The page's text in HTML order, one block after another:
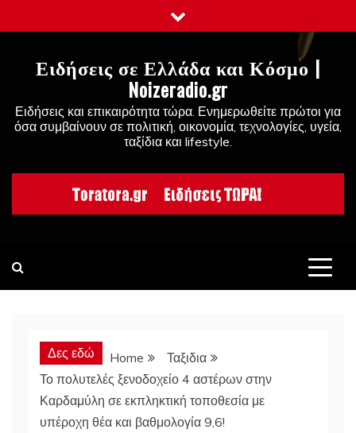
to
Ειδήσεις σε Ελλάδα και Κόσμο |
Noizeradio.gr
Ειδήσεις και επικαιρότητα τώρα. Ενημερωθείτε πρώτοι για
όσα συμβαίνουν σε πολιτική, οικονομία, τεχνολογίες, υγεία,
ταξίδια και lifestyle.
Δες εδώ Home
Ταξιδια
Το πολυτελές ξενοδοχείο 4 αστέρων στην
Καρδαμύλη σε εκπληκτική τοποθεσία με
υπέροχη θέα και βαθμολογία 9,6!